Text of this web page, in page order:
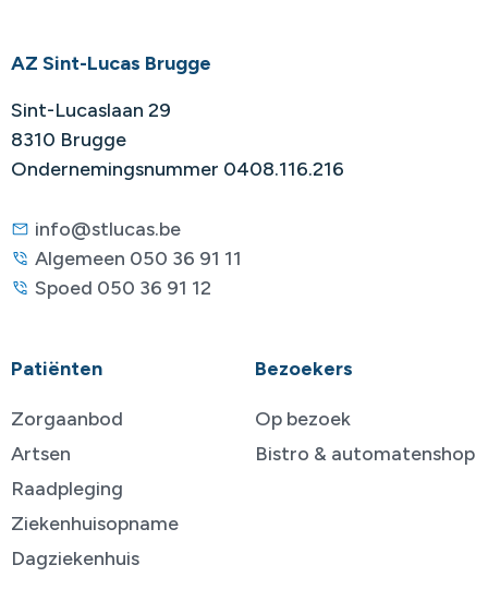
AZ Sint-Lucas Brugge
Sint-Lucaslaan 29
8310 Brugge
Ondernemingsnummer 0408.116.216
info@stlucas.be
Algemeen 050 36 91 11
Spoed 050 36 91 12
Patiënten
Zorgaanbod
Artsen
Raadpleging
Ziekenhuisopname
Dagziekenhuis
Bezoekers
Op bezoek
Bistro & automatenshop